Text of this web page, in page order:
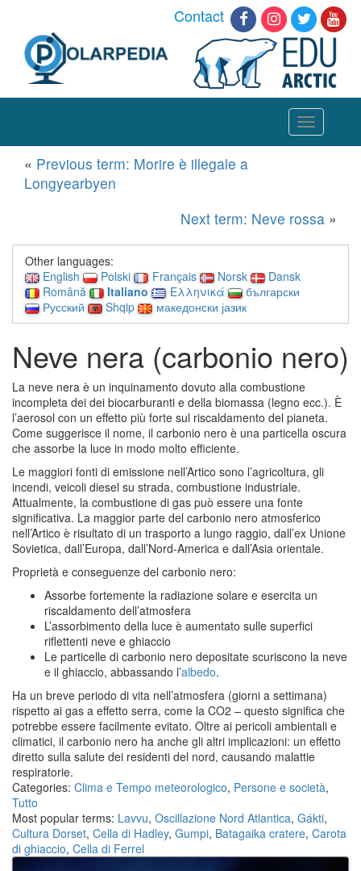
Contact
Toggle
navigation
« Previous term: Morire è illegale a
Longyearbyen
Next term: Neve rossa »
Other languages:
English
Polski Français Norsk
Dansk
Română
Italiano Ελληνικά
български
Русский
Shqip македонски јазик
Neve nera (carbonio nero)
La neve nera è un inquinamento dovuto alla combustione
incompleta dei dei biocarburanti e della biomassa (legno ecc.). È
l’aerosol con un effetto più forte sul riscaldamento del pianeta.
Come suggerisce il nome, il carbonio nero è una particella oscura
che assorbe la luce in modo molto efficiente.
Le maggiori fonti di emissione nell’Artico sono l’agricoltura, gli
incendi, veicoli diesel su strada, combustione industriale.
Attualmente, la combustione di gas può essere una fonte
significativa. La maggior parte del carbonio nero atmosferico
nell’Artico è risultato di un trasporto a lungo raggio, dall’ex Unione
Sovietica, dall’Europa, dall’Nord-America e dall’Asia orientale.
Proprietà e conseguenze del carbonio nero:
Assorbe fortemente la radiazione solare e esercita un
riscaldamento dell’atmosfera
L’assorbimento della luce è aumentato sulle superfici
riflettenti neve e ghiaccio
Le particelle di carbonio nero depositate scuriscono la neve
e il ghiaccio, abbassando l’albedo.
Ha un breve periodo di vita nell’atmosfera (giorni a settimana)
rispetto ai gas a effetto serra, come la CO2 – questo significa che
potrebbe essere facilmente evitato. Oltre ai pericoli ambientali e
climatici, il carbonio nero ha anche gli altri implicazioni: un effetto
diretto sulla salute dei residenti del nord, causando malattie
respiratorie.
Categories: Clima e Tempo meteorologico, Persone e società,
Tutto
Most popular terms: Lavvu, Oscillazione Nord Atlantica, Gákti,
Cultura Dorset, Cella di Hadley, Gumpi, Batagaika cratere, Carota
di ghiaccio, Cella di Ferrel